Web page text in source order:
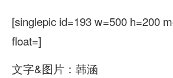
[singlepic id=193 w=500 h=200
float=]
文字&图片：韩涵